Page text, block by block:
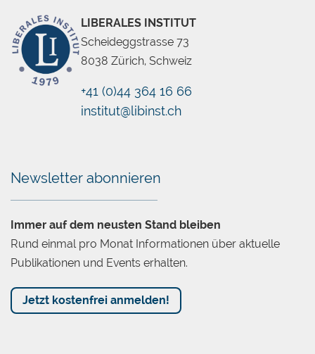
Chatbot
LIBERALES INSTITUT
Scheideggstrasse 73
8038 Zürich, Schweiz
+41 (0)44 364 16 66
institut@libinst.ch
Newsletter abonnieren
Immer auf dem neusten Stand bleiben
Rund einmal pro Monat Informationen über aktuelle
Publikationen und Events erhalten.
Jetzt kostenfrei anmelden!